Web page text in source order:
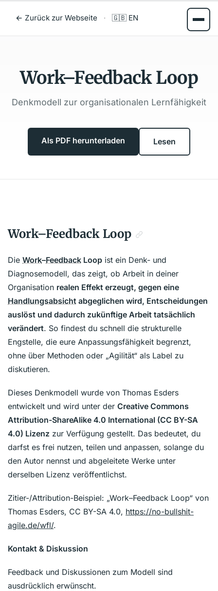
← Zurück zur Webseite · 🇬🇧 EN
Work–Feedback Loop
Denkmodell zur organisationalen Lernfähigkeit
Als PDF herunterladen Lesen
Work–Feedback Loop
Die Work–Feedback Loop ist ein Denk- und
Diagnosemodell, das zeigt, ob Arbeit in deiner
Organisation realen Effekt erzeugt, gegen eine
Handlungsabsicht abgeglichen wird, Entscheidungen
auslöst und dadurch zukünftige Arbeit tatsächlich
verändert. So findest du schnell die strukturelle
Engstelle, die eure Anpassungsfähigkeit begrenzt,
ohne über Methoden oder „Agilität“ als Label zu
diskutieren.
Dieses Denkmodell wurde von Thomas Esders
entwickelt und wird unter der Creative Commons
Attribution-ShareAlike 4.0 International (CC BY-SA
4.0) Lizenz zur Verfügung gestellt. Das bedeutet, du
darfst es frei nutzen, teilen und anpassen, solange du
den Autor nennst und abgeleitete Werke unter
derselben Lizenz veröffentlichst.
Zitier-/Attribution-Beispiel: „Work–Feedback Loop“ von
Thomas Esders, CC BY-SA 4.0, https://no-bullshit-
agile.de/wfl/.
Kontakt & Diskussion
Feedback und Diskussionen zum Modell sind
ausdrücklich erwünscht.